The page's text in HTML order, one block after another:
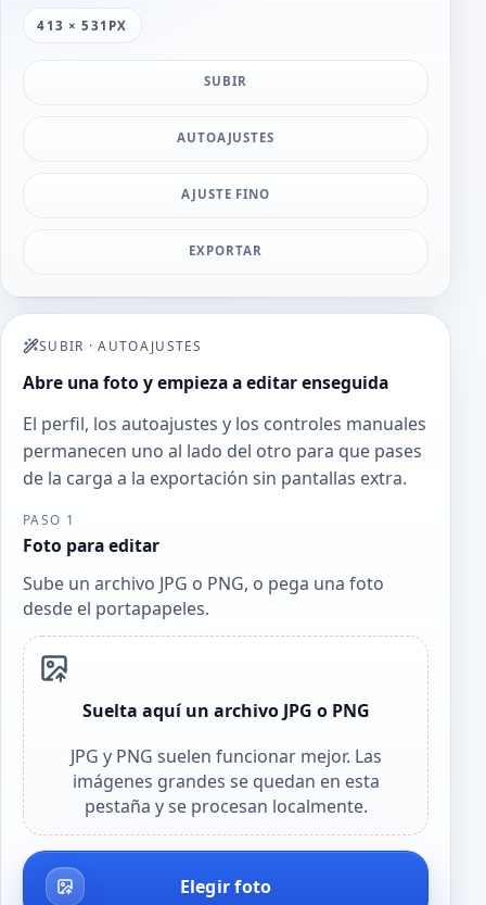
413 × 531PX
SUBIR
AUTOAJUSTES
AJUSTE FINO
EXPORTAR
SUBIR ·AUTOAJUSTES
Abre una foto y empieza a editar enseguida
El perfil, los autoajustes y los controles manuales
permanecen uno al lado del otro para que pases
de la carga a la exportación sin pantallas extra.
PASO 1
Foto para editar
Sube un archivo JPG o PNG, o pega una foto
desde el portapapeles.
Suelta aquí un archivo JPG o PNG
JPG y PNG suelen funcionar mejor. Las
imágenes grandes se quedan en esta
pestaña y se procesan localmente.
Elegir foto